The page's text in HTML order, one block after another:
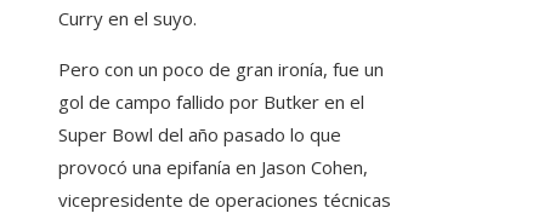
Curry en el suyo.
Pero con un poco de gran ironía, fue un
gol de campo fallido por Butker en el
Super Bowl del año pasado lo que
provocó una epifanía en Jason Cohen,
vicepresidente de operaciones técnicas